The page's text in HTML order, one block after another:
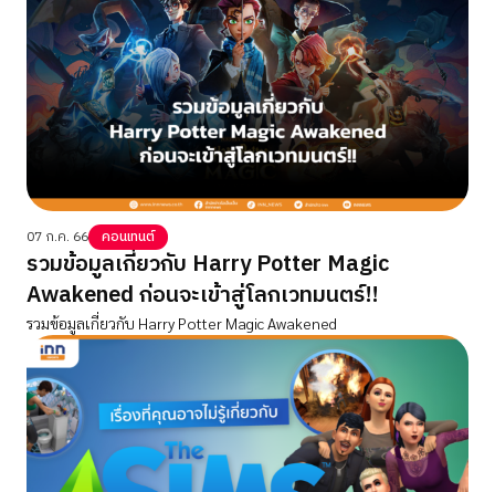
07 ก.ค. 66 คอนเทนต์
รวมข้อมูลเกี่ยวกับ Harry Potter Magic
Awakened ก่อนจะเข้าสู่โลกเวทมนตร์!!
รวมข้อมูลเกี่ยวกับ Harry Potter Magic Awakened